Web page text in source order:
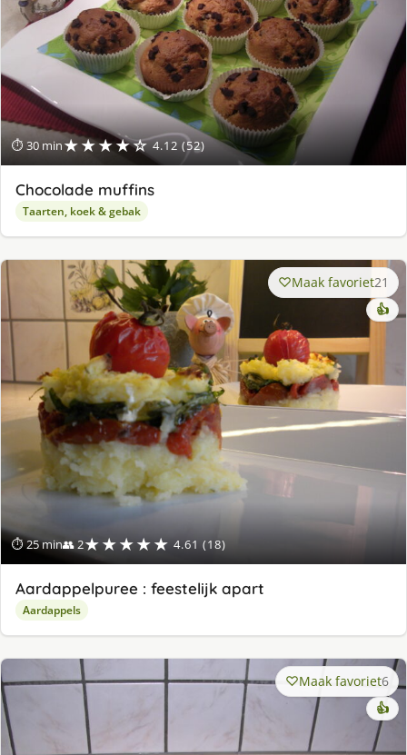
⏱ 30 min★★★★☆ 4.12 (52)
Chocolade muffins
Taarten, koek & gebak
⏱ 25 min👥 2★★★★★ 4.61 (18)
Maak favoriet21
👍
Aardappelpuree : feestelijk apart
Aardappels
Maak favoriet6
👍